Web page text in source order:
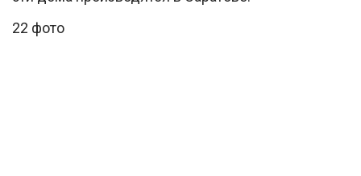
22 фото